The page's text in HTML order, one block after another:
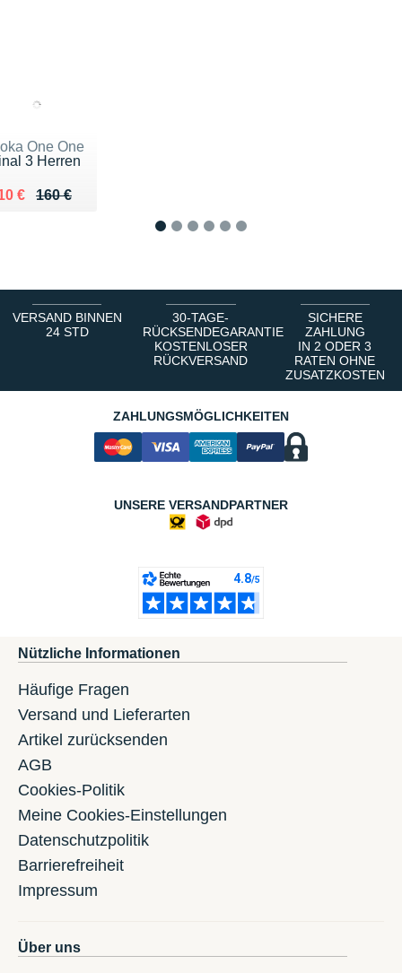
One One
3 Herren
160 €
lieu de 160 €
€ 110 €
VERSAND BINNEN
24 STD
30-TAGE-
RÜCKSENDEGARANTIE
KOSTENLOSER
RÜCKVERSAND
SICHERE
ZAHLUNG
IN 2 ODER 3
RATEN OHNE
ZUSATZKOSTEN
ZAHLUNGSMÖGLICHKEITEN
UNSERE VERSANDPARTNER
Nützliche Informationen
Häufige Fragen
Versand und Lieferarten
Artikel zurücksenden
AGB
Cookies-Politik
Meine Cookies-Einstellungen
Datenschutzpolitik
Barrierefreiheit
Impressum
Über uns